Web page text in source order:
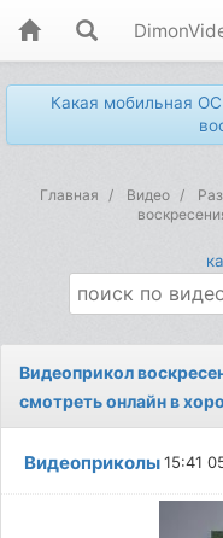
Какая мобильная
Главная Видео
Видеоприкол
смотреть онлайн в
Видеоприколы15:41